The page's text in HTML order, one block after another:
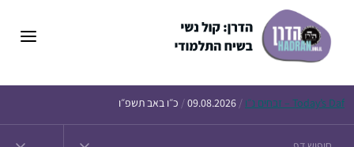
Today’s Daf – זבחים נ״ו /
09.08.2026
/ כ״ו באב תשפ״ו